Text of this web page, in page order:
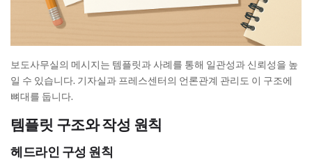
보도사무실의 메시지는 템플릿과 사례를 통해 일관성과 신뢰성을 높
일 수 있습니다. 기자실과 프레스센터의 언론관계 관리도 이 구조에
뼈대를 둡니다.
템플릿 구조와 작성 원칙
헤드라인 구성 원칙